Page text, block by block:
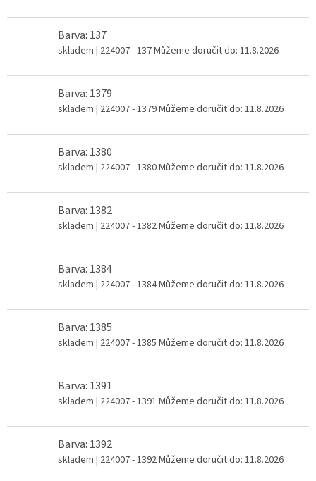
Barva: 137
skladem | 224007 - 137Můžeme doručit do: 11.8.2026
Barva: 1379
skladem | 224007 - 1379Můžeme doručit do: 11.8.2026
Barva: 1380
skladem | 224007 - 1380Můžeme doručit do: 11.8.2026
Barva: 1382
skladem | 224007 - 1382Můžeme doručit do: 11.8.2026
Barva: 1384
skladem | 224007 - 1384Můžeme doručit do: 11.8.2026
Barva: 1385
skladem | 224007 - 1385 Můžeme doručit do: 11.8.2026
Barva: 1391
skladem | 224007 - 1391 Můžeme doručit do: 11.8.2026
Barva: 1392
skladem | 224007 - 1392Můžeme doručit do: 11.8.2026